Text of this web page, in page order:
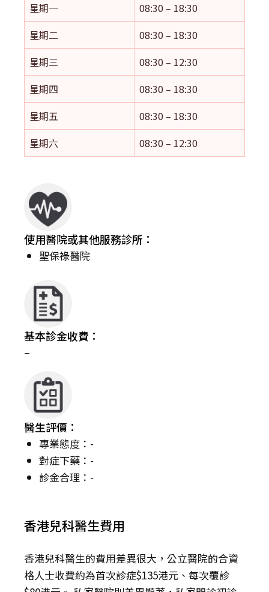
星期一
08:30 – 18:30
星期二
08:30 – 18:30
星期三
08:30 – 12:30
星期四
08:30 – 18:30
星期五
08:30 – 18:30
星期六
08:30 – 12:30
使用醫院或其他服務診所：
聖保祿醫院
基本診金收費：
–
醫生評價：
專業態度：-
對症下藥：-
診金合理：-
香港兒科醫生費用
香港兒科醫生的費用差異很大，公立醫院的合資
格人士收費約為首次診症$135港元、每次覆診